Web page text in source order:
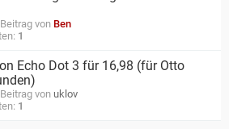
von Ben
1
Echo Dot 3 für 16,98 (für Otto
von uklov
1